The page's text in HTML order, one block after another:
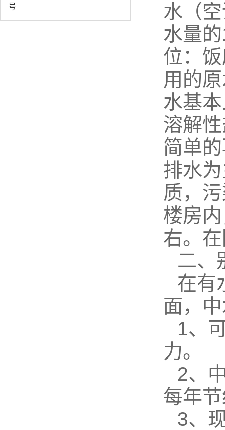
号
水（
水量
位：
用的
水基
溶解
简单
排水
质，
楼房
右。
二、
在有
面，
1、
力。
2、
每年
3、